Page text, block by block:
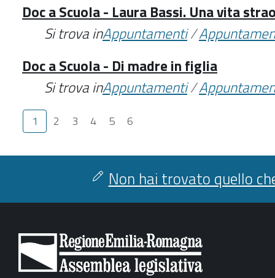
Doc a Scuola - Laura Bassi. Una vita
Si trova inAppuntamenti/
Doc a Scuola - Di madre in figlia
Si trova inAppuntamenti/
1 2 3 4 5 6
Non hai trovato quello